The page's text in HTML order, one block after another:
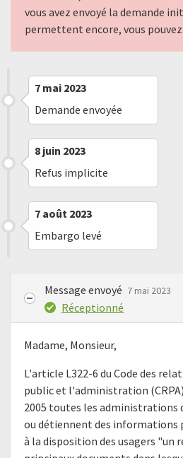
vous avez envoyé la demande
permettent encore, vous pouvez
7 mai 2023
Demande envoyée
8 juin 2023
Refus implicite
7 août 2023
Embargo levé
Message envoyé 7 mai 2023
Réceptionné
Madame, Monsieur,
L'article L322-6 du Code des
public et l'administration
2005 toutes les administrations
ou détiennent des informations
à la disposition des usagers "un